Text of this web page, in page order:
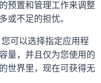
预置和管理工作来调整
或不足的担忧。
可以选择指定应用程
量，并且仅为您使用的
世界里，现在可获得无